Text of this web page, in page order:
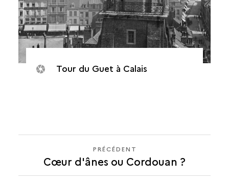
Tour du Guet à Calais
PRÉCÉDENT
LE
PRÉCÉDENT
Cœur d'ânes ou Cordouan ?